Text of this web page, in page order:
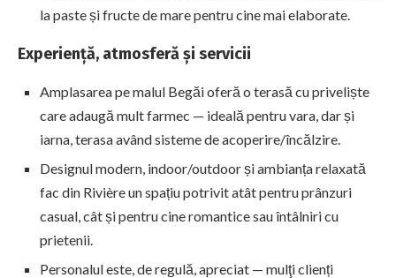
la paste și fructe de mare pentru cine mai elaborate.
Experiență, atmosferă și servicii
Amplasarea pe malul Begăi oferă o terasă cu priveliște
care adaugă mult farmec — ideală pentru vara, dar și
iarna, terasa având sisteme de acoperire/încălzire.
Designul modern, indoor/outdoor și ambianța relaxată
fac din Rivière un spațiu potrivit atât pentru prânzuri
casual, cât și pentru cine romantice sau întâlniri cu
prietenii.
Personalul este, de regulă, apreciat — mulţi clienți